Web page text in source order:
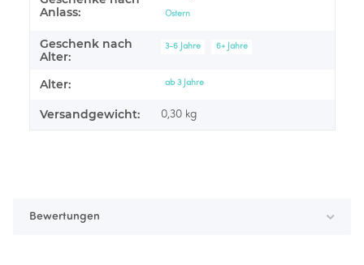
Anlass:
Ostern
Geschenk nach
Alter:
3-6 Jahre 6+ Jahre
Alter: ab 3 Jahre
Versandgewicht: 0,30 kg
Bewertungen